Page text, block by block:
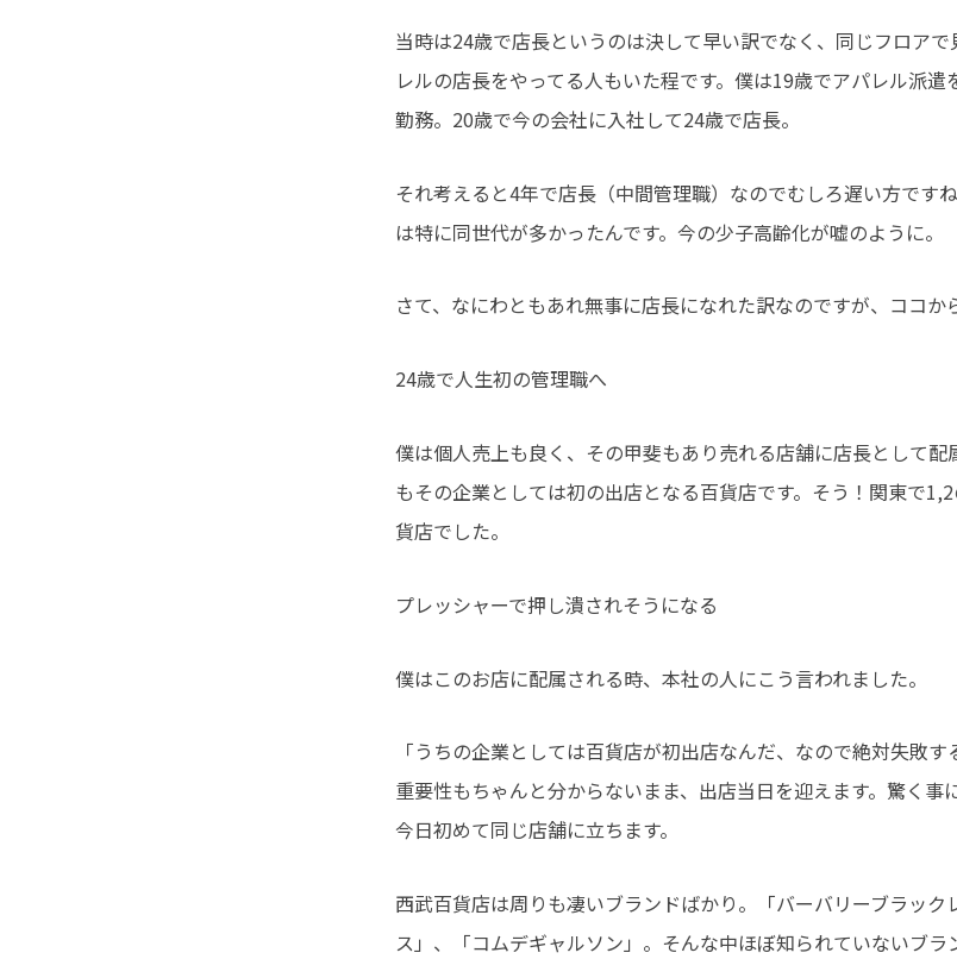
当時は24歳で店長というのは決して早い訳でなく、同じフロア
レルの店長をやってる人もいた程です。僕は19歳でアパレル派
勤務。20歳で今の会社に入社して24歳で店長。
それ考えると4年で店長（中間管理職）なのでむしろ遅い方です
は特に同世代が多かったんです。今の少子高齢化が嘘のように。
さて、なにわともあれ無事に店長になれた訳なのですが、ココか
24歳で人生初の管理職へ
僕は個人売上も良く、その甲斐もあり売れる店舗に店長として配
もその企業としては初の出店となる百貨店です。そう！関東で
貨店でした。
プレッシャーで押し潰されそうになる
僕はこのお店に配属される時、本社の人にこう言われました。
「うちの企業としては百貨店が初出店なんだ、なので絶対失敗
重要性もちゃんと分からないまま、出店当日を迎えます。驚く事
今日初めて同じ店舗に立ちます。
西武百貨店は周りも凄いブランドばかり。「バーバリーブラック
ス」、「コムデギャルソン」。そんな中ほぼ知られていないブラ